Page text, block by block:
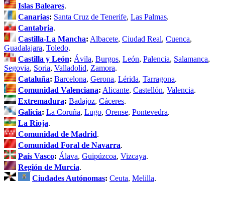
Islas Baleares.
Canarias: Santa Cruz de Tenerife, Las Palmas.
Cantabria.
Castilla-La Mancha: Albacete, Ciudad Real, Cuenca,
Guadalajara, Toledo.
Castilla y León: Ávila, Burgos, León, Palencia, Salamanca,
Segovia, Soria, Valladolid, Zamora.
Cataluña: Barcelona, Gerona, Lérida, Tarragona.
Comunidad Valenciana: Alicante, Castellón, Valencia.
Extremadura: Badajoz, Cáceres.
Galicia: La Coruña, Lugo, Orense, Pontevedra.
La Rioja.
Comunidad de Madrid.
Comunidad Foral de Navarra.
País Vasco: Álava, Guipúzcoa, Vizcaya.
Región de Murcia.
Ciudades Autónomas: Ceuta, Melilla.